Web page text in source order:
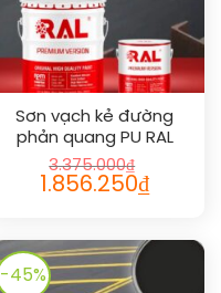
Sơn vạch kẻ đường
phản quang PU RAL
ROAD LINE SHIELD
REFLECTIVE 6024
3.375.000₫
Giá
gốc
1.856.250₫Giá
hiện
-45%